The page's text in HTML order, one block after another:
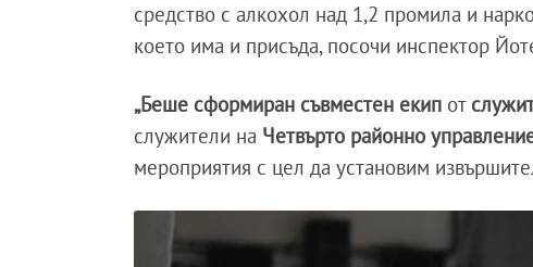
средство с алкохол над 1,2 промила и
което има и присъда, посочи инспектор
„Беше сформиран съвместен екип от
служители на Четвърто районно
мероприятия с цел да установим